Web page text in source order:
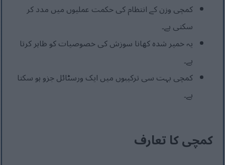
کمچی وزن کے انتظام کی حکمت عملیوں میں مدد کر
سکتی ہے۔
یہ خمیر شدہ کھانا سوزش کی خصوصیات کو ظاہر کرتا
ہے۔
کمچی بہت سی ترکیبوں میں ایک ورسٹائل جزو ہو سکتا
ہے۔
کمچی کا تعارف